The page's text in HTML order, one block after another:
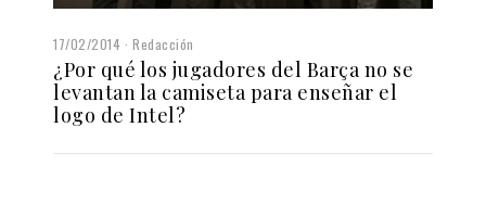
17/02/2014 Redacción
¿Por qué los jugadores del Barça no se
levantan la camiseta para enseñar el
logo de Intel?